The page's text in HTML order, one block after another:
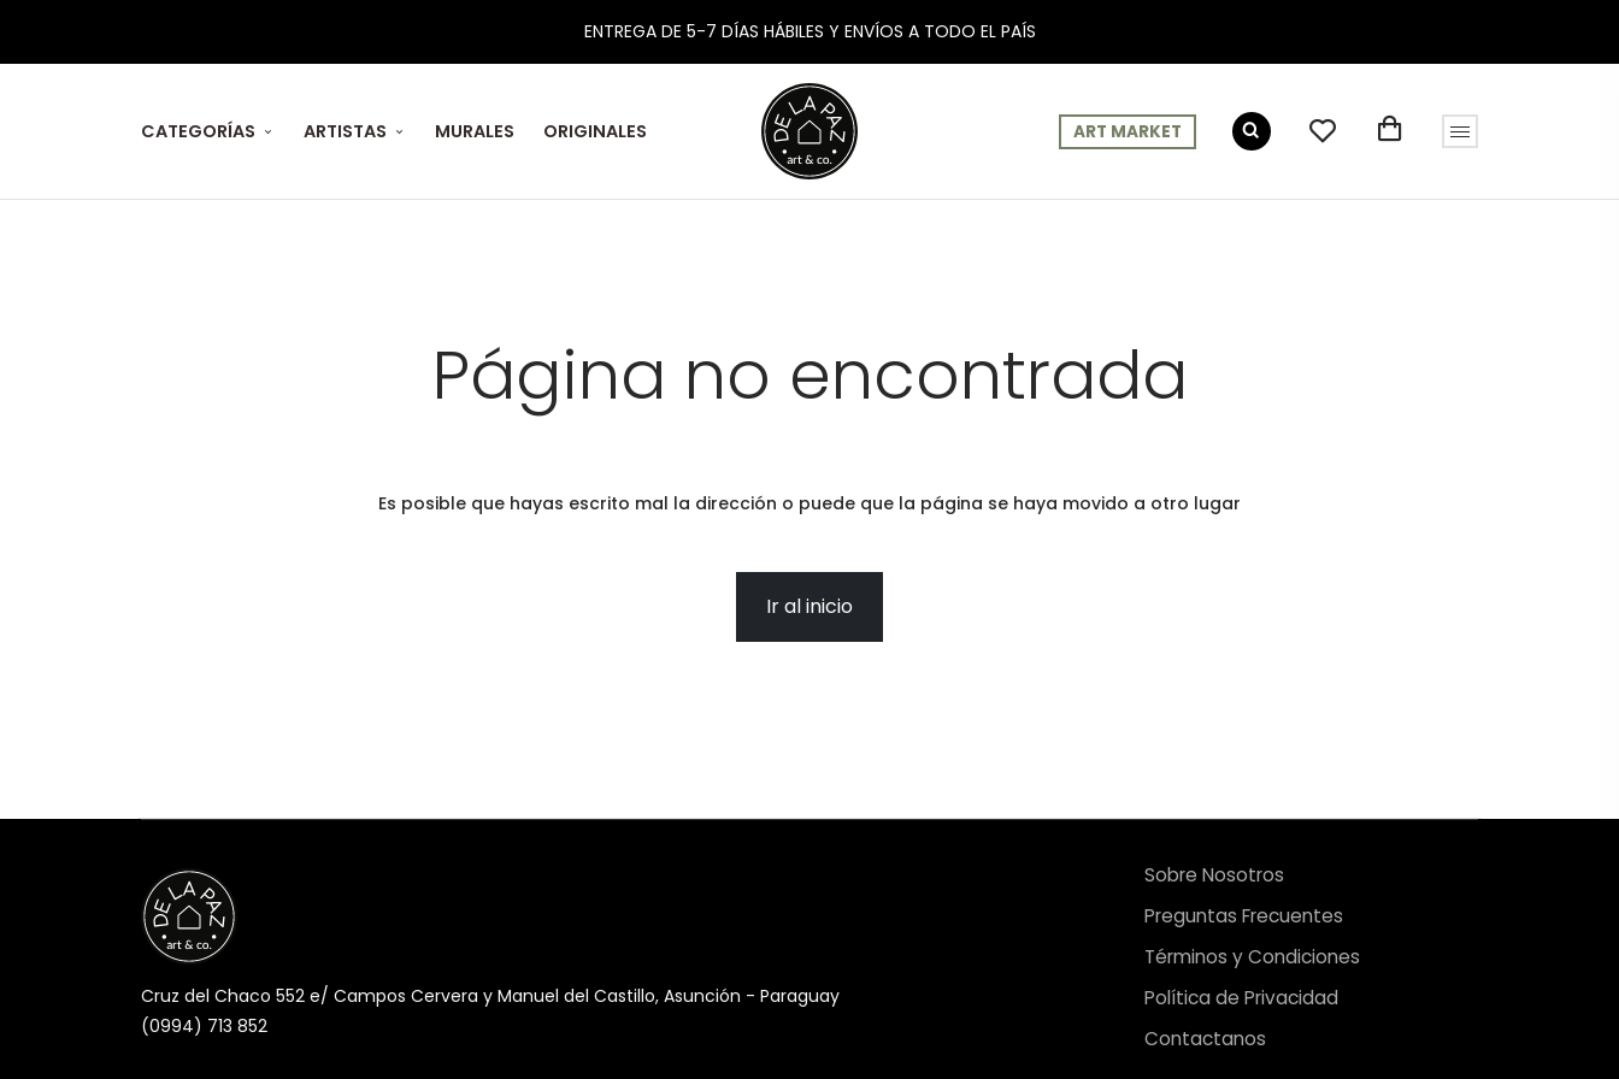
ENTREGA DE 5-7 DÍAS HÁBILES Y ENVÍOS A TODO EL PAÍS
CATEGORÍAS ARTISTAS MURALES ORIGINALES ART MARKET
Página no encontrada
Es posible que hayas escrito mal la dirección o puede que la página se haya movido a otro lugar
Ir al inicio
Cruz del Chaco 552 e/ Campos Cervera y Manuel del Castillo, Asunción - Paraguay
(0994) 713 852
Sobre Nosotros
Preguntas Frecuentes
Términos y Condiciones
Política de Privacidad
Contactanos